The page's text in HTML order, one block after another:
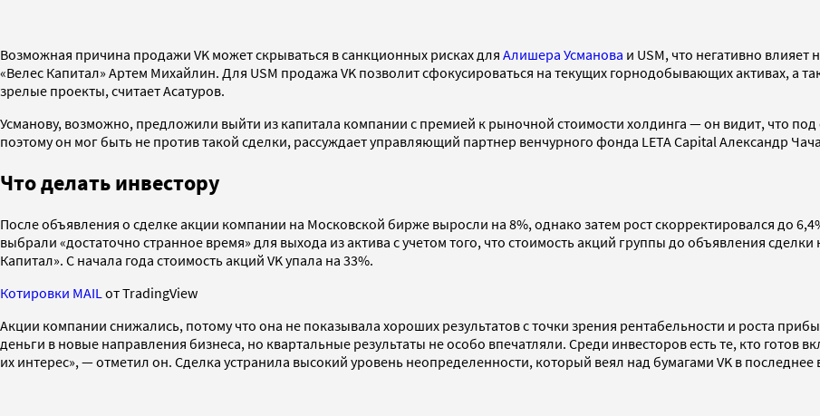
Возможная причина продажи VK может скрываться в санкционных рисках для Алишера Усманова и USM, что негативно
«Велес Капитал» Артем Михайлин. Для USM продажа VK позволит сфокусироваться на текущих горнодобывающих активах, а
зрелые проекты, считает Асатуров.
Усманову, возможно, предложили выйти из капитала компании с премией к рыночной стоимости холдинга — он видит, что под
поэтому он мог быть не против такой сделки, рассуждает управляющий партнер венчурного фонда LETA Capital Александр
Что делать инвестору
После объявления о сделке акции компании на Московской бирже выросли на 8%, однако затем рост скорректировался до
выбрали «достаточно странное время» для выхода из актива с учетом того, что стоимость акций группы до объявления
Капитал». С начала года стоимость акций VK упала на 33%.
Котировки MAIL от TradingView
Акции компании снижались, потому что она не показывала хороших результатов с точки зрения рентабельности и роста
деньги в новые направления бизнеса, но квартальные результаты не особо впечатляли. Среди инвесторов есть те, кто готов
их интерес», — отметил он. Сделка устранила высокий уровень неопределенности, который веял над бумагами VK в последнее